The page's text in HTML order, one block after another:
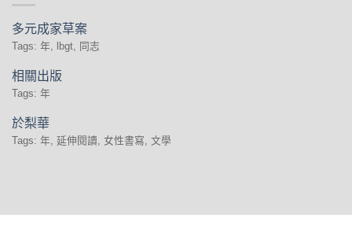
多元成家草案
Tags: 年, lbgt, 同志
相關出版
Tags: 年
於梨華
Tags: 年, 延伸閱讀, 女性書寫, 文學